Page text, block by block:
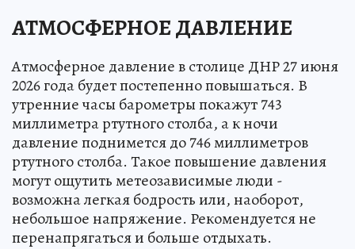
АТМОСФЕРНОЕ ДАВЛЕНИЕ
Атмосферное давление в столице ДНР 27 июня
2026 года будет постепенно повышаться. В
утренние часы барометры покажут 743
миллиметра ртутного столба, а к ночи
давление поднимется до 746 миллиметров
ртутного столба. Такое повышение давления
могут ощутить метеозависимые люди -
возможна легкая бодрость или, наоборот,
небольшое напряжение. Рекомендуется не
перенапрягаться и больше отдыхать.